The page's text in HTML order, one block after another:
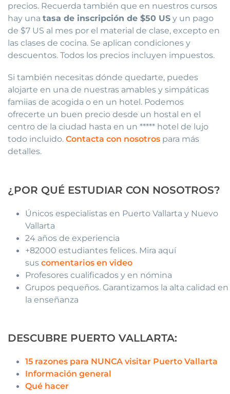
precios. Recuerda también que en nuestros cursos
hay una tasa de inscripción de $50 US y un pago
de $7 US al mes por el material de clase, excepto en
las clases de cocina. Se aplican condiciones y
descuentos. Todos los precios incluyen impuestos.
Si también necesitas dónde quedarte, puedes
alojarte en una de nuestras amables y simpáticas
famiias de acogida o en un hotel. Podemos
ofrecerte un buen precio desde un hostal en el
centro de la ciudad hasta en un ***** hotel de lujo
todo incluido. Contacta con nosotros para más
detalles.
¿POR QUÉ ESTUDIAR CON NOSOTROS?
Únicos especialistas en Puerto Vallarta y Nuevo
Vallarta
24 años de experiencia
+82000 estudiantes felices. Mira aquí
suscomentarios en video
Profesores cualificados y en nómina
Grupos pequeños. Garantizamos la alta calidad en
la enseñanza
DESCUBRE PUERTO VALLARTA:
15 razones para NUNCA visitar Puerto Vallarta
Información general
Qué hacer